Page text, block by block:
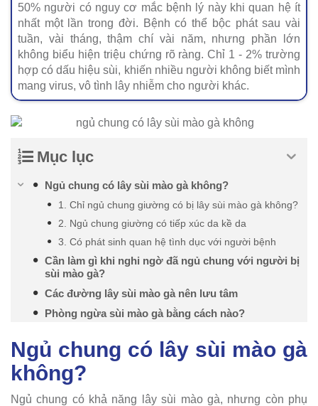
50% người có nguy cơ mắc bệnh lý này khi quan hệ ít
nhất một lần trong đời. Bệnh có thể bộc phát sau vài
tuần, vài tháng, thậm chí vài năm, nhưng phần lớn
không biểu hiện triệu chứng rõ ràng. Chỉ 1 - 2% trường
hợp có dấu hiệu sùi, khiến nhiều người không biết mình
mang virus, vô tình lây nhiễm cho người khác.
Mục lục
Ngủ chung có lây sùi mào gà không?
1. Chỉ ngủ chung giường có bị lây sùi mào gà không?
2. Ngủ chung giường có tiếp xúc da kề da
3. Có phát sinh quan hệ tình dục với người bệnh
Cần làm gì khi nghi ngờ đã ngủ chung với người bị
sùi mào gà?
Các đường lây sùi mào gà nên lưu tâm
Phòng ngừa sùi mào gà bằng cách nào?
Ngủ chung có lây sùi mào gà
không?
Ngủ chung có khả năng lây sùi mào gà, nhưng còn phụ